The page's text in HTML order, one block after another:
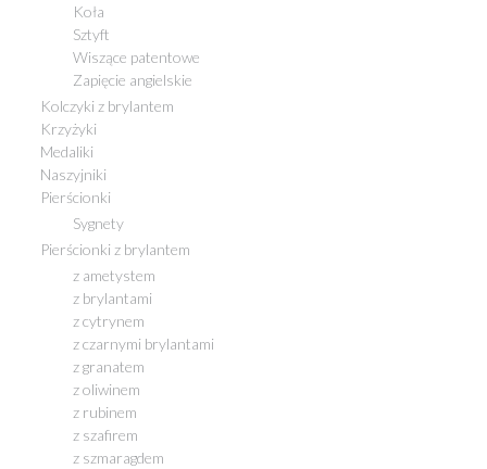
Koła
Sztyft
Wiszące patentowe
Zapięcie angielskie
Kolczyki z brylantem
Krzyżyki
Medaliki
Naszyjniki
Pierścionki
Sygnety
Pierścionki z brylantem
z ametystem
z brylantami
z cytrynem
z czarnymi brylantami
z granatem
z oliwinem
z rubinem
z szafirem
z szmaragdem